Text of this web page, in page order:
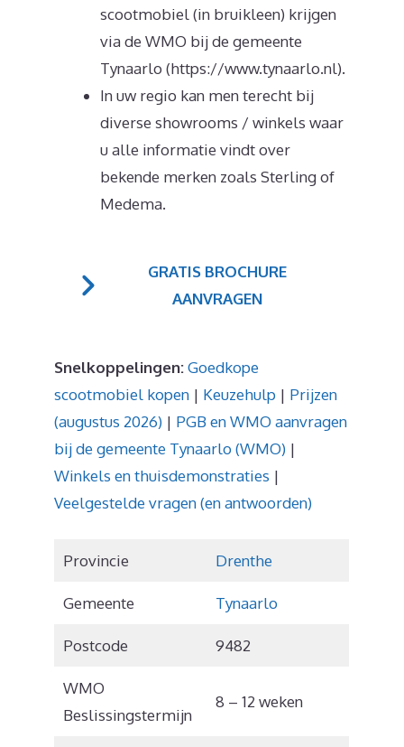
scootmobiel (in bruikleen) krijgen
via de WMO bij de gemeente
Tynaarlo (https://www.tynaarlo.nl).
In uw regio kan men terecht bij
diverse showrooms / winkels waar
u alle informatie vindt over
bekende merken zoals Sterling of
Medema.
GRATIS BROCHURE
AANVRAGEN
Snelkoppelingen:Goedkope
scootmobiel kopen | Keuzehulp | Prijzen
(augustus 2026) | PGB en WMO aanvragen
bij de gemeente Tynaarlo (WMO) |
Winkels en thuisdemonstraties |
Veelgestelde vragen (en antwoorden)
Provincie Drenthe
Gemeente Tynaarlo
Postcode 9482
WMO
Beslissingstermijn
8 – 12 weken